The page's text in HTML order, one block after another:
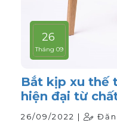
26
Tháng 09
Bắt kịp xu thế
hiện đại từ
cong
26/09/2022 |